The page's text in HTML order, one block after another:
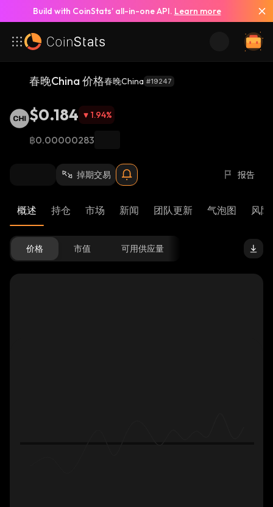
Build with CoinStats’ all-in-one API. Learn more
春晚China 价格春晚China #19247
$0.184 1.94%
฿0.00000283
掉期交易 报告
概述 持仓 市场 新闻 团队更新 气泡图 风险
价格 市值 可用供应量